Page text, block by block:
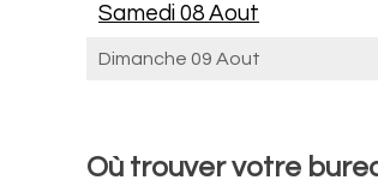
Samedi 08 Aout
Dimanche 09 Aout
Où trouver votre